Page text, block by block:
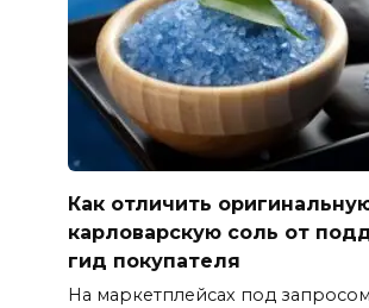
Как отличить
карловарскую соль от
гид покупателя
На маркетплейсах под запросом